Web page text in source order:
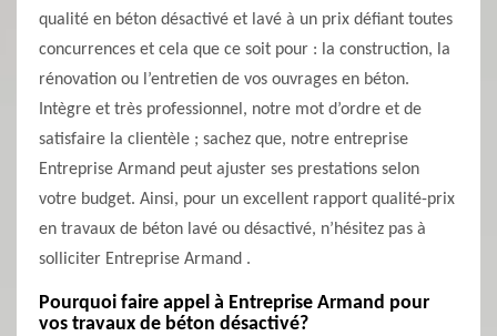
qualité en béton désactivé et lavé à un prix défiant toutes
concurrences et cela que ce soit pour : la construction, la
rénovation ou l’entretien de vos ouvrages en béton.
Intègre et très professionnel, notre mot d’ordre et de
satisfaire la clientèle ; sachez que, notre entreprise
Entreprise Armand peut ajuster ses prestations selon
votre budget. Ainsi, pour un excellent rapport qualité-prix
en travaux de béton lavé ou désactivé, n’hésitez pas à
solliciter Entreprise Armand .
Pourquoi faire appel à Entreprise Armand pour
vos travaux de béton désactivé?